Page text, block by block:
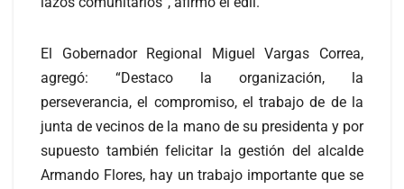
El Gobernador Regional Miguel Vargas Correa,
agregó: “Destaco la organización, la
perseverancia, el compromiso, el trabajo de de la
junta de vecinos de la mano de su presidenta y por
supuesto también felicitar la gestión del alcalde
Armando Flores, hay un trabajo importante que se